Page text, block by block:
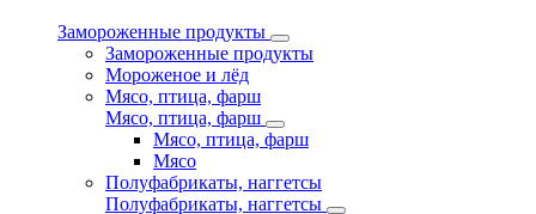
Замороженные продукты
Замороженные продукты
Мороженое и лёд
Мясо, птица, фарш
Мясо, птица, фарш
Мясо, птица, фарш
Мясо
Полуфабрикаты, наггетсы
Полуфабрикаты, наггетсы